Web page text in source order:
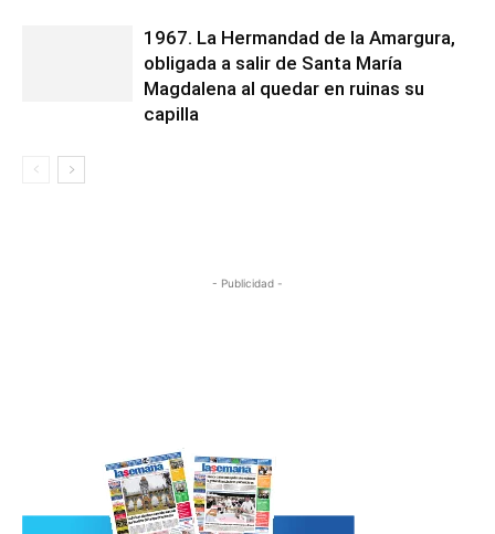
1967. La Hermandad de la Amargura,
obligada a salir de Santa María
Magdalena al quedar en ruinas su
capilla
- Publicidad -